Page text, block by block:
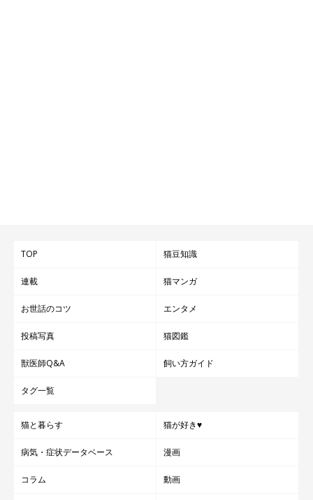
TOP 猫豆知識
連載 猫マンガ
お世話のコツ エンタメ
投稿写真 猫図鑑
獣医師Q&A 飼い方ガイド
タグ一覧
猫と暮らす 猫が好き♥
病気・症状データベース 漫画
コラム 動画